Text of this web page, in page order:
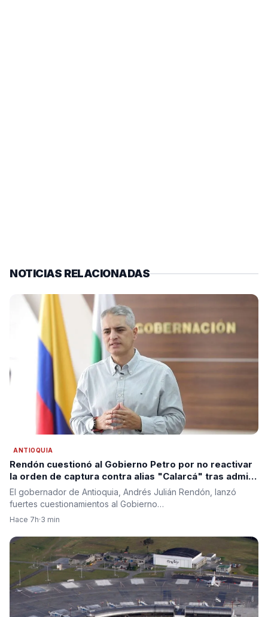
NOTICIAS RELACIONADAS
ANTIOQUIA
Rendón cuestionó al Gobierno Petro por no reactivar
la orden de captura contra alias "Calarcá" tras admitir
fracaso del proceso de paz
El gobernador de Antioquia, Andrés Julián Rendón, lanzó
fuertes cuestionamientos al Gobierno…
Hace 7h·3 min